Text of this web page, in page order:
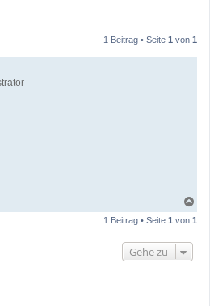
1 Beitrag • Seite 1 von 1
a
c
1 Beitrag • Seite 1 von 1
Gehe zu